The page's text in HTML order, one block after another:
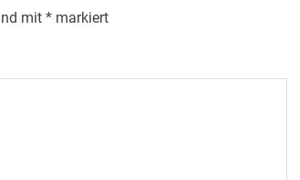
mit *markiert